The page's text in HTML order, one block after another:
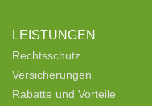
LEISTUNGEN
Rechtsschutz
Versicherungen
Rabatte und Vorteile